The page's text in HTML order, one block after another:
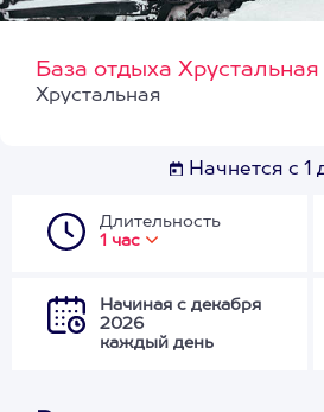
База отдыха Хрустальная
Хрустальная
Начнется с 1
Длительность
1 час
Начиная с декабря
2026
каждый день